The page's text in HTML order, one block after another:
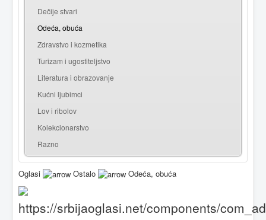
Dečije stvari
Odeća, obuća
Zdravstvo i kozmetika
Turizam i ugostiteljstvo
Literatura i obrazovanje
Kućni ljubimci
Lov i ribolov
Kolekcionarstvo
Razno
Oglasi Ostalo Odeća, obuća